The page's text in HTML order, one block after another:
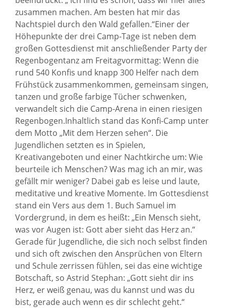
zusammen machen. Am besten hat mir das
Nachtspiel durch den Wald gefallen.“Einer der
Höhepunkte der drei Camp-Tage ist neben dem
großen Gottesdienst mit anschließender Party der
Regenbogentanz am Freitagvormittag: Wenn die
rund 540 Konfis und knapp 300 Helfer nach dem
Frühstück zusammenkommen, gemeinsam singen,
tanzen und große farbige Tücher schwenken,
verwandelt sich die Camp-Arena in einen riesigen
Regenbogen.Inhaltlich stand das Konfi-Camp unter
dem Motto „Mit dem Herzen sehen“. Die
Jugendlichen setzten es in Spielen,
Kreativangeboten und einer Nachtkirche um: Wie
beurteile ich Menschen? Was mag ich an mir, was
gefällt mir weniger? Dabei gab es leise und laute,
meditative und kreative Momente. Im Gottesdienst
stand ein Vers aus dem 1. Buch Samuel im
Vordergrund, in dem es heißt: „Ein Mensch sieht,
was vor Augen ist: Gott aber sieht das Herz an.“
Gerade für Jugendliche, die sich noch selbst finden
und sich oft zwischen den Ansprüchen von Eltern
und Schule zerrissen fühlen, sei das eine wichtige
Botschaft, so Astrid Stephan: „Gott sieht dir ins
Herz, er weiß genau, was du kannst und was du
bist, gerade auch wenn es dir schlecht geht.“